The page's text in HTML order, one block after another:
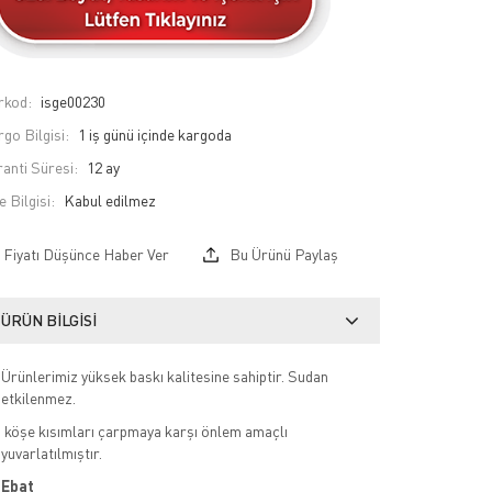
isge00230
Bilgisi:
1 iş günü içinde kargoda
Süresi:
12 ay
Bilgisi:
Fiyatı Düşünce Haber Ver Bu Ürünü Paylaş
ÜRÜN BILGISI
Ürünlerimiz yüksek baskı kalitesine sahiptir. Sudan
etkilenmez.
köşe kısımları çarpmaya karşı önlem amaçlı
yuvarlatılmıştır.
Ebat